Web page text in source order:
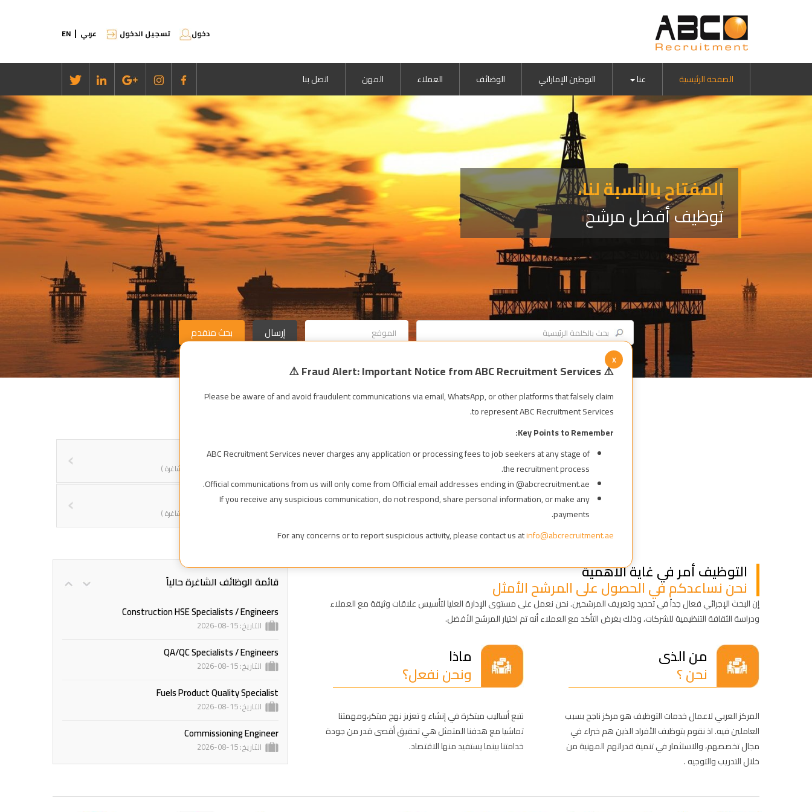
دخول تسجيل الدخول عربي |
EN
الصفحة الرئيسية عنا التوطين الإماراتي الوضائف العملاء المهن اتصل بنا
المفتاح بالنسبة لنا،
توظيف أفضل مرشح
بحث الوظائف بالتخصص
Oil & Gas التقنية الحيوية
الضيافة – الفنادق
التوظيف أمر في غاية الأهمية
نحن نساعدكم في الحصول على المرشح الأمثل
إن البحث الإجرائي فعال جداً في تحديد وتعريف المرشحين. نحن نعمل على مستوى الإدارة العليا لتأسيس علاقات وثيقة مع العملاء
ودراسة الثقافة التنظيمية للشركات، وذلك بغرض التأكد مع العملاء أنه تم اختيار المرشح الأفضل.
من الذى
نحن?
المركز العربي لاعمال خدمات التوظيف هو مركز ناجح بسبب
العاملين فيه. اذ نقوم بتوظيف الأفراد الذين هم خبراء في
مجال تخصصهم، والاستثمار في تنمية قدراتهم المهنية من
خلال التدريب والتوجيه .
ماذا
ونحن نفعل؟
نتبع أساليب مبتكرة في إنشاء و تعزيز نهج مبتكر،ومهمتنا
تماشيا مع هدفنا المتمثل هي تحقيق أقصى قدر من جودة
خدامتنا بينما يستفيد منها الاقتصاد.
قائمة الوظائف الشاغرة حالياً
Construction HSE Specialists / Engineers
التاريخ: 15-08-2026
QA/QC Specialists / Engineers
التاريخ: 15-08-2026
Fuels Product Quality Specialist
التاريخ: 15-08-2026
Commissioning Engineer
التاريخ: 15-08-2026
x
⚠️ Fraud Alert: Important Notice from ABC Recruitment Services ⚠️
Please be aware of and avoid fraudulent communications via email, WhatsApp, or other platforms that falsely claim
to represent ABC Recruitment Services.
Key Points to Remember:
ABC Recruitment Services never charges any application or processing fees to job seekers at any stage of
the recruitment process.
Official communications from us will only come from Official email addresses ending in@abcrecruitment.ae.
If you receive any suspicious communication, do not respond, share personal information, or make any
payments.
For any concerns or to report suspicious activity, please contact us atinfo@abcrecruitment.ae